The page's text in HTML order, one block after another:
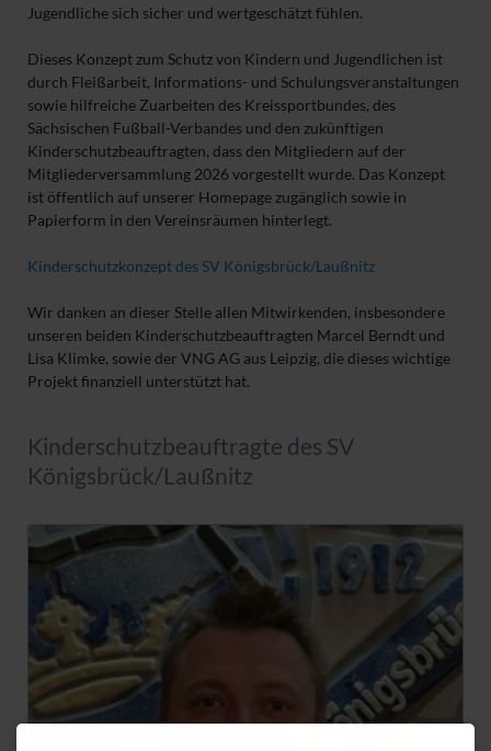
Jugendliche sich sicher und wertgeschätzt fühlen.
Dieses Konzept zum Schutz von Kindern und Jugendlichen ist
durch Fleißarbeit, Informations- und Schulungsveranstaltungen
sowie hilfreiche Zuarbeiten des Kreissportbundes, des
Sächsischen Fußball-Verbandes und den zukünftigen
Kinderschutzbeauftragten, dass den Mitgliedern auf der
Mitgliederversammlung 2026 vorgestellt wurde. Das Konzept
ist öffentlich auf unserer Homepage zugänglich sowie in
Papierform in den Vereinsräumen hinterlegt.
Kinderschutzkonzept des SV Königsbrück/Laußnitz
Wir danken an dieser Stelle allen Mitwirkenden, insbesondere
unseren beiden Kinderschutzbeauftragten Marcel Berndt und
Lisa Klimke, sowie der VNG AG aus Leipzig, die dieses wichtige
Projekt finanziell unterstützt hat.
Kinderschutzbeauftragte des SV
Königsbrück/Laußnitz